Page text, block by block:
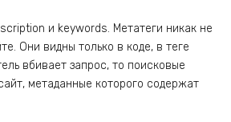
и keywords. Метатеги никак не
Они видны только в коде, в теге
вбивает запрос, то поисковые
метаданные которого содержат